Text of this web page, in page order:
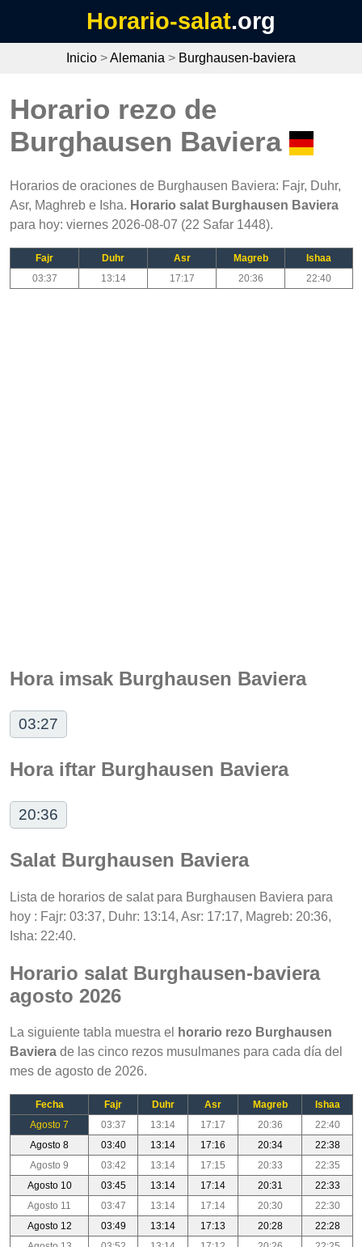
Horario-salat.org
Inicio >Alemania > Burghausen-baviera
Horario rezo de
Burghausen Baviera
Horarios de oraciones de Burghausen Baviera: Fajr, Duhr,
Asr, Maghreb e Isha. Horario salat Burghausen Baviera
para hoy: viernes 2026-08-07 (22 Safar 1448).
Fajr Duhr Asr Magreb
Ishaa
03:37
13:14 17:17 20:36 22:40
Hora imsak Burghausen Baviera
03:27
Hora iftar Burghausen Baviera
20:36
Salat Burghausen Baviera
Lista de horarios de salat para Burghausen Baviera para
hoy : Fajr: 03:37, Duhr: 13:14, Asr: 17:17, Magreb: 20:36,
Isha: 22:40.
Horario salat Burghausen-baviera
agosto 2026
La siguiente tabla muestra el
horario rezo Burghausen
Baviera de las cinco rezos musulmanes para cada día del
mes de agosto de 2026.
Fecha Fajr Duhr Asr Magreb
Ishaa
Agosto 7
03:37 13:14 17:17 20:36
22:40
Agosto 8
03:40 13:14 17:16 20:34
22:38
Agosto 9
03:42 13:14 17:15 20:33
22:35
Agosto 10
03:45 13:14 17:14 20:31
22:33
Agosto 11
03:47 13:14 17:14 20:30
22:30
Agosto 12
03:49 13:14 17:13 20:28
22:28